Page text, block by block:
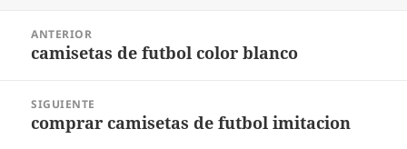
entradas
ANTERIOR
Entrada
camisetas de futbol color blanco
SIGUIENTE
Entrada
comprar camisetas de futbol imitacion